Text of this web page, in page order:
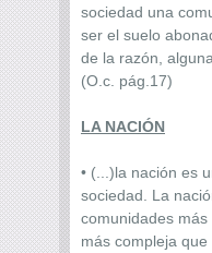
sociedad una
ser el suelo
de la razón,
(O.c. pág.17)
LA NACIÓN
• (...)la nación es
sociedad. La
comunidades
más compleja